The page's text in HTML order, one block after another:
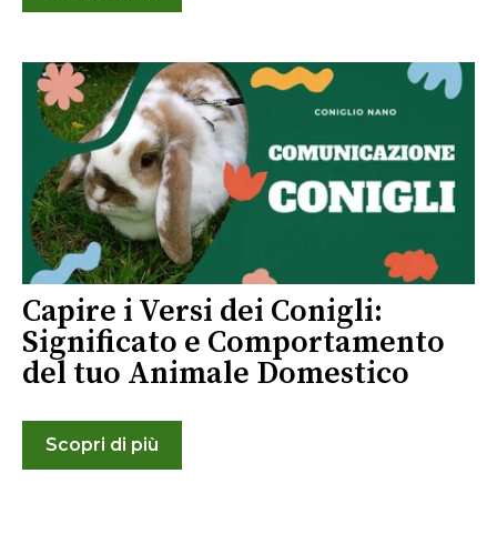
Capire i Versi dei Conigli:
Significato e Comportamento
del tuo Animale Domestico
Scopri di più